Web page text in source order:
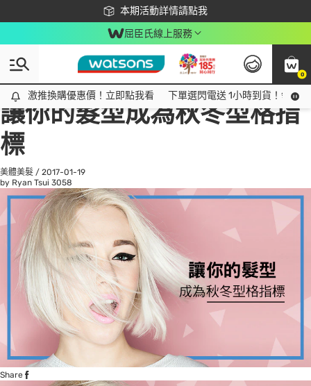
本期活動詳情請點我
下載app最高回饋$350
屈臣氏線上服務
0
激推換購優惠價！立即點我看
激推換購優惠價！立即點我看 下單選閃電送 1小時到貨！領神
All
話題趨勢
讓你的髮型成為秋冬型格指
標
美體美髮 / 2017-01-19
by Ryan Tsui 3058
Share